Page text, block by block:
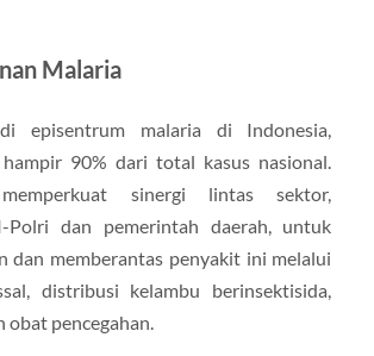
Malaria
episentrum malaria di Indonesia,
hampir 90% dari total kasus nasional.
sinergi lintas sektor,
Polri dan pemerintah daerah, untuk
dan memberantas penyakit ini melalui
distribusi kelambu berinsektisida,
obat pencegahan.